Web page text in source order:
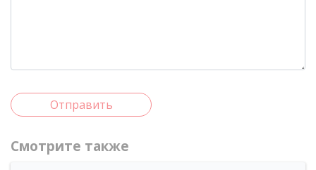
Отправить
Смотрите также